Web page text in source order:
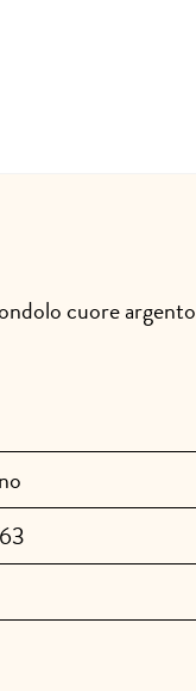
cuore argento